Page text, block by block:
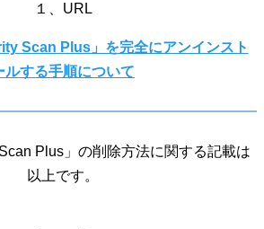
１、URL
Scan Plus」を完全にアンインスト
ルする手順について
Plus」の削除方法に関する記載は
以上です。